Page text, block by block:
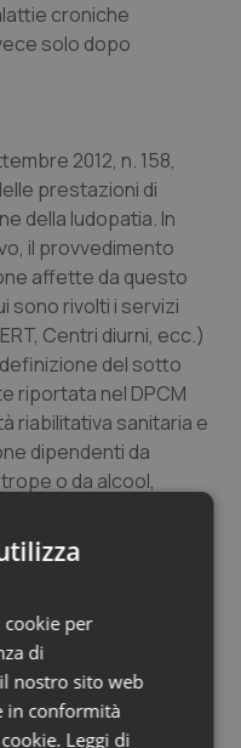
croniche
solo dopo
2012, n. 158,
prestazioni di
della ludopatia. In
il provvedimento
affette da questo
sono rivolti i servizi
Centri diurni, ecc.)
del sotto
riportata nel DPCM
riabilitativa sanitaria e
dipendenti da
o da alcool,
o
Si afferma quindi
hanno diritto
le prestazioni di cui
con altre forme di
che questo comporti
Regioni non saranno
per
di
nostro sito web
in conformità
Leggi di